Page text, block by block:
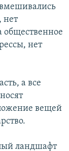
нет
общественное
нет
а все
вещей
ландшафт